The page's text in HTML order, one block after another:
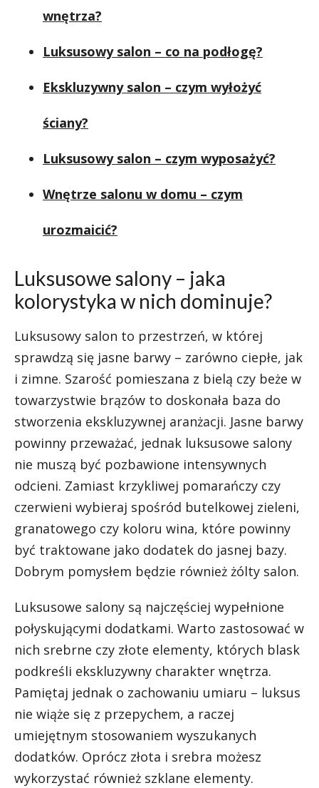
wnętrza?
Luksusowy salon – co na podłogę?
Ekskluzywny salon – czym wyłożyć
ściany?
Luksusowy salon – czym wyposażyć?
Wnętrze salonu w domu – czym
urozmaicić?
Luksusowe salony – jaka
kolorystyka w nich dominuje?
Luksusowy salon to przestrzeń, w której
sprawdzą się jasne barwy – zarówno ciepłe, jak
i zimne. Szarość pomieszana z bielą czy beże w
towarzystwie brązów to doskonała baza do
stworzenia ekskluzywnej aranżacji. Jasne barwy
powinny przeważać, jednak luksusowe salony
nie muszą być pozbawione intensywnych
odcieni. Zamiast krzykliwej pomarańczy czy
czerwieni wybieraj spośród butelkowej zieleni,
granatowego czy koloru wina, które powinny
być traktowane jako dodatek do jasnej bazy.
Dobrym pomysłem będzie również żólty salon.
Luksusowe salony są najczęściej wypełnione
połyskującymi dodatkami. Warto zastosować w
nich srebrne czy złote elementy, których blask
podkreśli ekskluzywny charakter wnętrza.
Pamiętaj jednak o zachowaniu umiaru – luksus
nie wiąże się z przepychem, a raczej
umiejętnym stosowaniem wyszukanych
dodatków. Oprócz złota i srebra możesz
wykorzystać również szklane elementy.